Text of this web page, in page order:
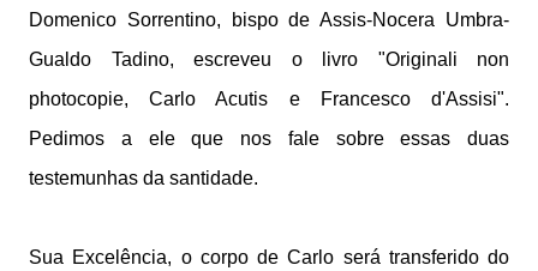
Domenico Sorrentino, bispo de Assis-Nocera Umbra-
Gualdo Tadino, escreveu o livro "Originali non
photocopie, Carlo Acutis e Francesco d'Assisi".
Pedimos a ele que nos fale sobre essas duas
testemunhas da santidade.
Sua Excelência, o corpo de Carlo será transferido do